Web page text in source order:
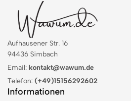
Aufhausener Str. 16
94436 Simbach
Email: kontakt@wawum.de
Telefon: (+49)15156292602
Informationen